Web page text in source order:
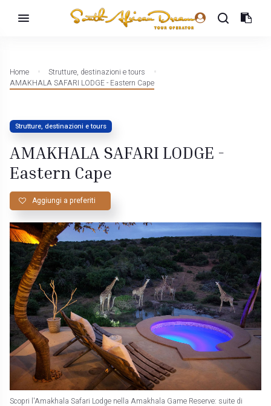
Home
Strutture, destinazioni e tours
AMAKHALA SAFARI LODGE - Eastern Cape
Strutture, destinazioni e tours
AMAKHALA SAFARI LODGE -
Eastern Cape
Aggiungi a preferiti
Scopri l'Amakhala Safari Lodge nella Amakhala Game Reserve: suite di